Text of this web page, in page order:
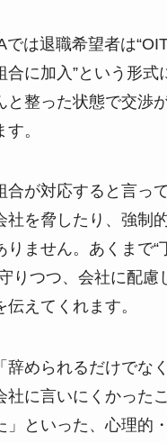
では退職希望者は
合に加入”という形式
と整った状態で交渉
。
合が対応すると言っ
社を脅したり、強制
りません。あくまで“
りつつ、会社に配慮
えてくれます。
辞められるだけでな
社に言いにくかった
」といった、心理的